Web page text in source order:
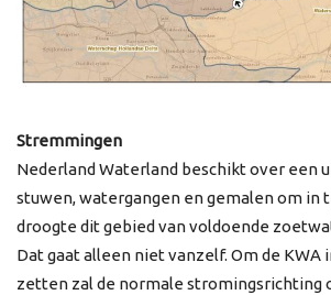
Stremmingen
Nederland Waterland beschikt over een
stuwen, watergangen en gemalen om in
droogte dit gebied van voldoende
Dat gaat alleen niet vanzelf. Om de KWA
zetten zal de normale stromingsrichting